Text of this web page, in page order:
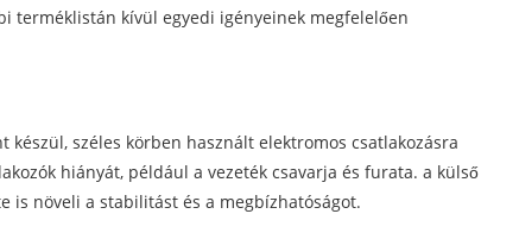
terméklistán kívül egyedi igényeinek megfelelően
széles körben használt elektromos csatlakozásra
hiányát, például a vezeték csavarja és furata. a külső
is növeli a stabilitást és a megbízhatóságot.